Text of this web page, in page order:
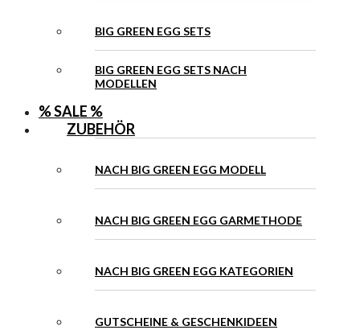
BIG GREEN EGG SETS
BIG GREEN EGG SETS NACH
MODELLEN
% SALE %
ZUBEHÖR
NACH BIG GREEN EGG MODELL
NACH BIG GREEN EGG GARMETHODE
NACH BIG GREEN EGG KATEGORIEN
GUTSCHEINE & GESCHENKIDEEN